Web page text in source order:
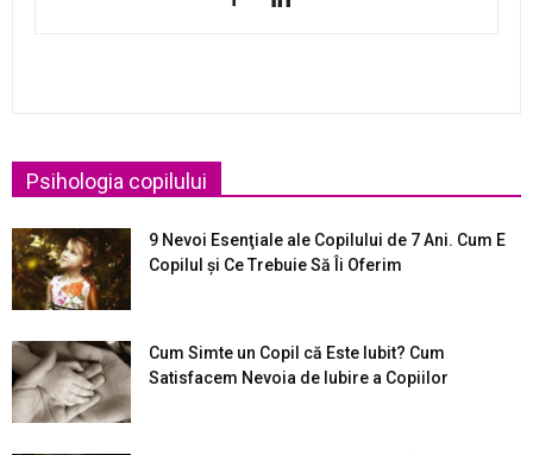
Psihologia copilului
9 Nevoi Esenţiale ale Copilului de 7 Ani. Cum E
Copilul şi Ce Trebuie Să Îi Oferim
Cum Simte un Copil că Este Iubit? Cum
Satisfacem Nevoia de Iubire a Copiilor